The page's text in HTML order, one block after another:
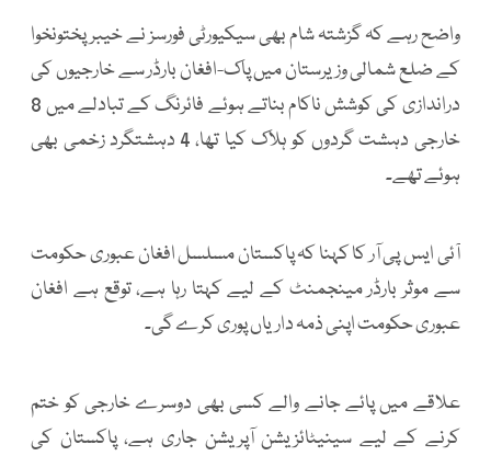
واضح رہے کہ گزشتہ شام بھی سیکیورٹی فورسز نے خیبرپختونخوا
کے ضلع شمالی وزیرستان میں پاک-افغان بارڈر سے خارجیوں کی
دراندازی کی کوشش ناکام بناتے ہوئے فائرنگ کے تبادلے میں 8
خارجی دہشت گردوں کو ہلاک کیا تھا، 4 دہشتگرد زخمی بھی
ہوئے تھے۔
آئی ایس پی آر کا کہنا کہ پاکستان مسلسل افغان عبوری حکومت
سے موثر بارڈر مینجمنٹ کے لیے کہتا رہا ہے، توقع ہے افغان
عبوری حکومت اپنی ذمہ داریاں پوری کرے گی۔
علاقے میں پائے جانے والے کسی بھی دوسرے خارجی کو ختم
کرنے کے لیے سینیٹائزیشن آپریشن جاری ہے، پاکستان کی